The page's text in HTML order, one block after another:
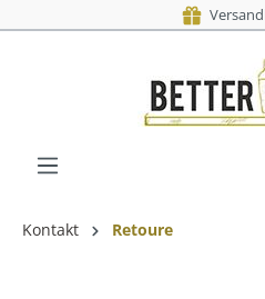
Kontakt Retoure